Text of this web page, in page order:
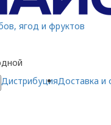
ягод и фруктов
ДистрибуцияДоставка и